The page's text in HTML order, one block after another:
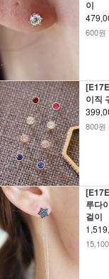
이
600원
이직
800원
루다
걸이